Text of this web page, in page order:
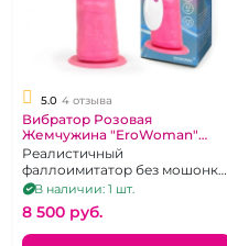
5.0 4 отзыва
Вибратор Розовая
Жемчужина "EroWoman"
перламутровый на присоске
Реалистичный
фаллоимитатор без мошонки
розового, перламутрового
цвета с вибрацией и
дистанционным
управлением.
В наличии: 1 шт.
8 500 pуб.